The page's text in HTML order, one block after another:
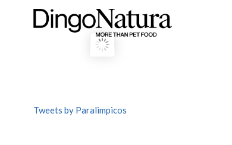
Tweets by Paralimpicos